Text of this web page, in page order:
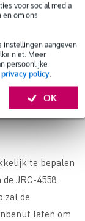
voor social media
en om ons
instellingen aangeven
niet. Meer
persoonlijke
privacy policy.
OK
te bepalen
JRC-4558.
zal de
laten om